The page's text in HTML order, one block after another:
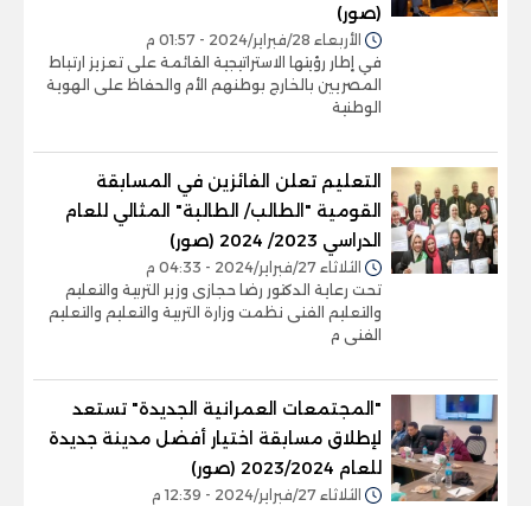
(صور)
الأربعاء 28/فبراير/2024 - 01:57 م
في إطار رؤيتها الاستراتيجية القائمة على تعزيز ارتباط
المصريين بالخارج بوطنهم الأم والحفاظ على الهوية
الوطنية
التعليم تعلن الفائزين في المسابقة
القومية "الطالب/ الطالبة" المثالي للعام
الدراسي 2023/ 2024 (صور)
الثلاثاء 27/فبراير/2024 - 04:33 م
تحت رعاية الدكتور رضا حجازى وزير التربية والتعليم
والتعليم الفنى نظمت وزارة التربية والتعليم والتعليم
الفنى م
"المجتمعات العمرانية الجديدة" تستعد
لإطلاق مسابقة اختيار أفضل مدينة جديدة
للعام 2023/2024 (صور)
الثلاثاء 27/فبراير/2024 - 12:39 م